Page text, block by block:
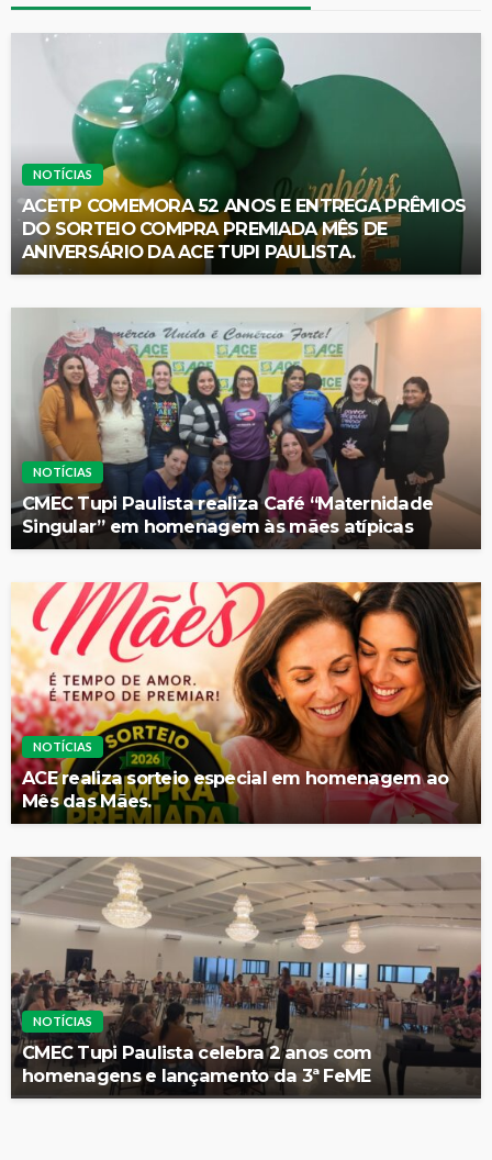
NOTÍCIAS
ACETP COMEMORA 52 ANOS E ENTREGA PRÊMIOS
DO SORTEIO COMPRA PREMIADA MÊS DE
ANIVERSÁRIO DA ACE TUPI PAULISTA.
NOTÍCIAS
CMEC Tupi Paulista realiza Café “Maternidade
Singular” em homenagem às mães atípicas
NOTÍCIAS
ACE realiza sorteio especial em homenagem ao
Mês das Mães.
NOTÍCIAS
CMEC Tupi Paulista celebra 2 anos com
homenagens e lançamento da 3ª FeME